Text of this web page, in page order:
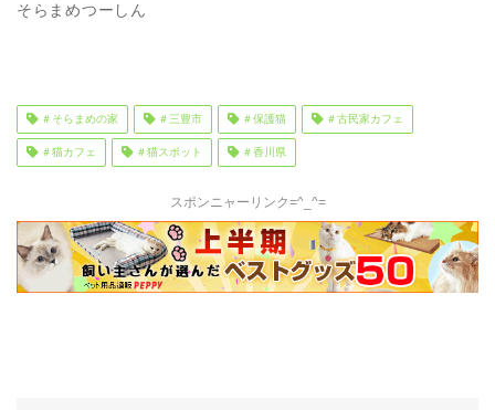
そらまめつーしん
＃そらまめの家 ＃三豊市 ＃保護猫 ＃古民家カフェ
＃猫カフェ ＃猫スポット ＃香川県
スポンニャーリンク=^_^=